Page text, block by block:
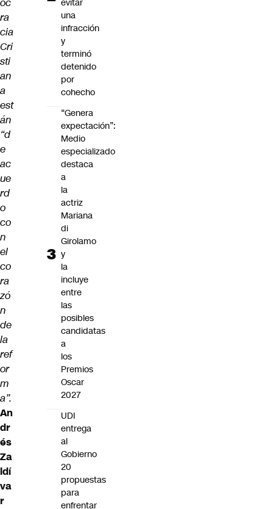
ra
cia
Cri
sti
an
a
est
án
“d
e
ac
ue
rd
o
co
n
el
co
ra
zó
n
de
la
ref
or
m
a”.
An
dr
és
Za
ldí
va
r
evitar
una
infracción
y
terminó
detenido
por
cohecho
“Genera
expectación”:
Medio
especializado
destaca
a
la
actriz
Mariana
di
Girolamo
y
la
incluye
entre
las
posibles
candidatas
a
los
Premios
Oscar
2027
UDI
entrega
al
Gobierno
20
propuestas
para
enfrentar